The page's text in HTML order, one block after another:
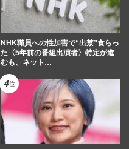
NHK職員への性加害で“出禁”食らっ
た〈5年前の番組出演者〉特定が進
むも、ネット…